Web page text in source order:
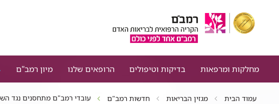
מחלקות ומרפאות בדיקות וטיפולים הרופאים שלנו מיון רמב"ם
עמוד הבית מגזין הבריאות חדשות רמב"ם עובדי רמב"ם מתחסנים נגד